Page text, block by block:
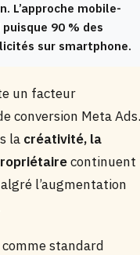
L’approche mobile-
90 % des
sur smartphone.
un facteur
conversion Meta Ads.
la créativité, la
continuent
l’augmentation
comme standard